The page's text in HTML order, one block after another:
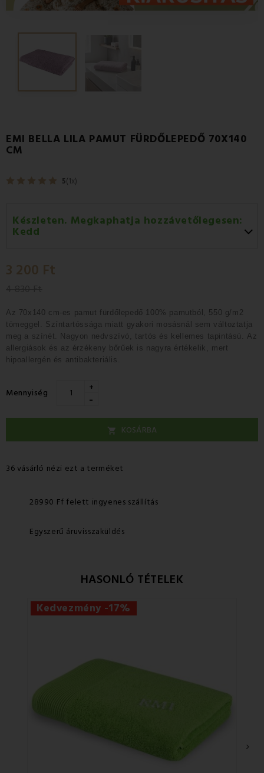
EMI BELLA LILA PAMUT FÜRDŐLEPEDŐ 70X140
CM
5(1x)
Készleten. Megkaphatja hozzávetőlegesen:
Kedd
Szerda 12.08
3 200 Ft
Az 70x140 cm-es pamut fürdőlepedő 100% pamutból
, 550 g/m2
tömeggel. Színtartóssága miatt gyakori mosásnál sem változtatja
meg a színét.
Nagyon nedvszívó, tartós és kellemes tapintású. Az
allergiások és az érzékeny bőrűek is nagyra értékelik, mert
hipoallergén és antibakteriális.
Mennyiség +
-
 KOSÁRBA
36 vásárló nézi ezt a terméket
28990 Ff felett ingyenes szállítás
Egyszerű áruvisszaküldés
HASONLÓ TÉTELEK
Kedvezmény -17%
›